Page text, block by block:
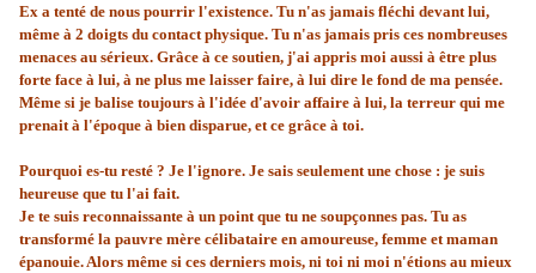
Ex a tenté de nous pourrir l'existence. Tu n'as jamais fléchi devant lui,
même à 2 doigts du contact physique. Tu n'as jamais pris ces nombreuses
menaces au sérieux. Grâce à ce soutien, j'ai appris moi aussi à être plus
forte face à lui, à ne plus me laisser faire, à lui dire le fond de ma pensée.
Même si je balise toujours à l'idée d'avoir affaire à lui, la terreur qui me
prenait à l'époque à bien disparue, et ce grâce à toi.
Pourquoi es-tu resté ? Je l'ignore. Je sais seulement une chose : je suis
heureuse que tu l'ai fait.
Je te suis reconnaissante à un point que tu ne soupçonnes pas. Tu as
transformé la pauvre mère célibataire en amoureuse, femme et maman
épanouie. Alors même si ces derniers mois, ni toi ni moi n'étions au mieux